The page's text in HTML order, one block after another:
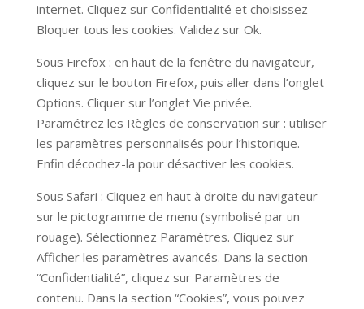
internet. Cliquez sur Confidentialité et choisissez
Bloquer tous les cookies. Validez sur Ok.
Sous Firefox : en haut de la fenêtre du navigateur,
cliquez sur le bouton Firefox, puis aller dans l’onglet
Options. Cliquer sur l’onglet Vie privée.
Paramétrez les Règles de conservation sur : utiliser
les paramètres personnalisés pour l’historique.
Enfin décochez-la pour désactiver les cookies.
Sous Safari : Cliquez en haut à droite du navigateur
sur le pictogramme de menu (symbolisé par un
rouage). Sélectionnez Paramètres. Cliquez sur
Afficher les paramètres avancés. Dans la section
“Confidentialité”, cliquez sur Paramètres de
contenu. Dans la section “Cookies”, vous pouvez